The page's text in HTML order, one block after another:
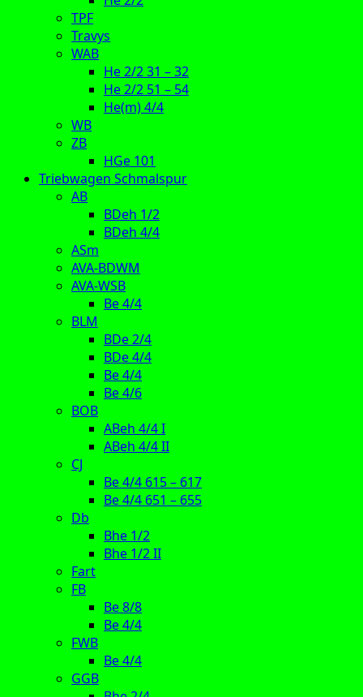
TPF
Travys
WAB
He 2/2 31 – 32
He 2/2 51 – 54
He(m) 4/4
WB
ZB
HGe 101
Triebwagen Schmalspur
AB
BDeh 1/2
BDeh 4/4
ASm
AVA-BDWM
AVA-WSB
Be 4/4
BLM
BDe 2/4
BDe 4/4
Be 4/4
Be 4/6
BOB
ABeh 4/4 I
ABeh 4/4 II
CJ
Be 4/4 615 – 617
Be 4/4 651 – 655
Db
Bhe 1/2
Bhe 1/2 II
Fart
FB
Be 8/8
Be 4/4
FWB
Be 4/4
GGB